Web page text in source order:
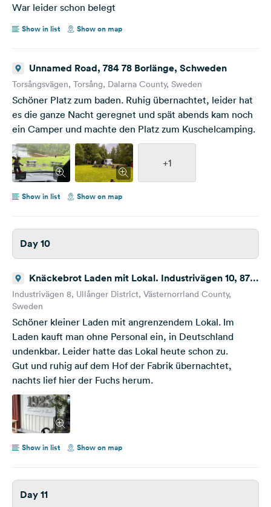
War leider schon belegt
Show in list Show on map
Unnamed Road, 784 78 Borlänge, Schweden
Torsångsvägen, Torsång, Dalarna County, Sweden
Schöner Platz zum baden. Ruhig übernachtet, leider hat
es die ganze Nacht geregnet und spät abends kam noch
ein Camper und machte den Platz zum Kuschelcamping.
+1
Show in list Show on map
Day 10
Knäckebrot Laden mit Lokal. Industrivägen 10, 873
72 Ullånger, Schweden
Industrivägen 8, Ullånger District, Västernorrland County,
Sweden
Schöner kleiner Laden mit angrenzendem Lokal. Im
Laden kauft man ohne Personal ein, in Deutschland
undenkbar. Leider hatte das Lokal heute schon zu.
Gut und ruhig auf dem Hof der Fabrik übernachtet,
nachts lief hier der Fuchs herum.
Show in list Show on map
Day 11